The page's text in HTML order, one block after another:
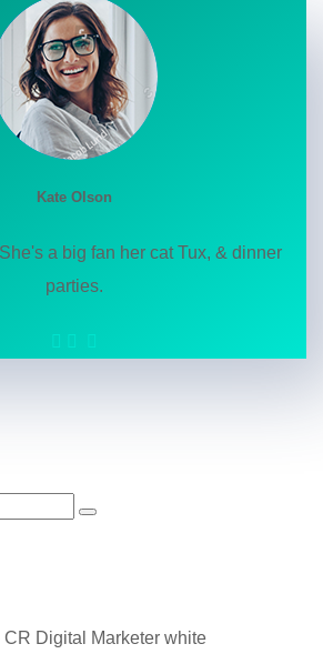
Kate Olson
a big fan her cat Tux, & dinner
parties.